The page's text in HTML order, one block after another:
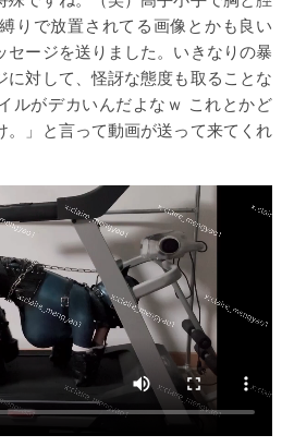
りで放置されてる画像とかも良い
セージを送りました。いきなりの暴
に対して、怪訝な態度も取ることな
ルがデカいんだよなｗ これとかど
。」と言って動画が送って来てくれ